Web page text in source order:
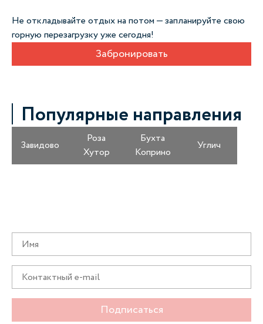
Не откладывайте отдых на потом — запланируйте свою
горную перезагрузку уже сегодня!
Забронировать
Популярные направления
Завидово
Роза
Хутор
Бухта
Коприно
Углич
Подписаться